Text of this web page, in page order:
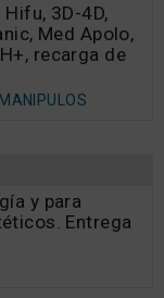
3D-4D,
Med Apolo,
recarga de
y para
Entrega